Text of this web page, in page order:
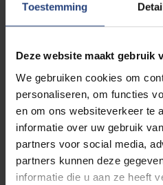
Toestemming
Deze website maakt gebruik
We gebruiken cookies om
personaliseren, om functies
en om ons websiteverkeer te
informatie over uw gebruik
partners voor social media,
partners kunnen deze
informatie die u aan ze heeft